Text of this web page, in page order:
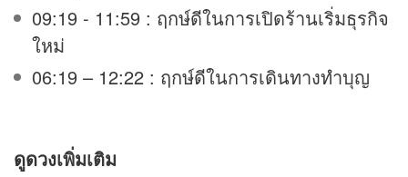
09:19 - 11:59 : ฤกษ์ดีในการเปิดร้านเริ่มธุรกิจ
ใหม่
06:19 – 12:22 : ฤกษ์ดีในการเดินทางทำบุญ
ดูดวงเพิ่มเติม